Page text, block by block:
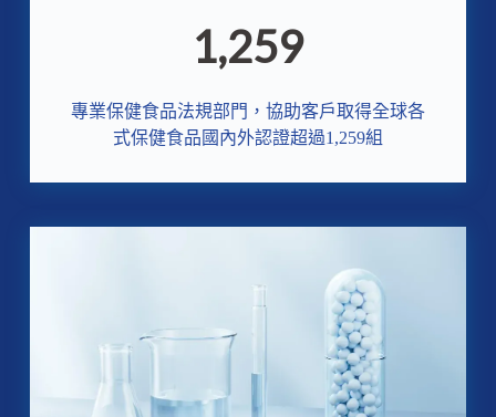
1,259
專業保健食品法規部門，協助客戶取得全球各
式保健食品國內外認證超過1,259組